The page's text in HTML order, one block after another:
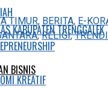
KREATIF
KABUPATEN TRENGGALEK
BISNIS
TIMUR, BERITA, E-
,RELIGI,